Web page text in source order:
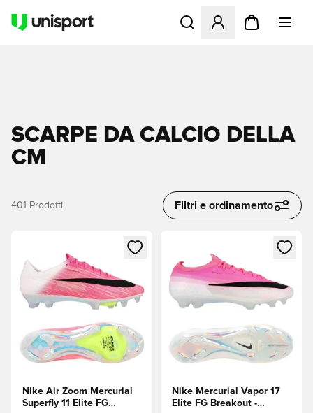
Apre una finestra modale
SCARPE DA CALCIO DELLA
CM
401 Prodotti Filtri e ordinamento
Apre una finestra modale per accedere o registrarsi come
Nike Air Zoom Mercurial
Superfly 11 Elite FG
Apre una finestra modale
Nike Mercurial Vapor 17
Elite FG Breakout -